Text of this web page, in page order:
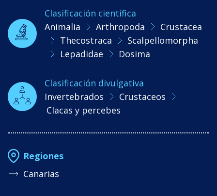
Clasificación científica
Animalia
Arthropoda
Crustacea
Thecostraca
Scalpellomorpha
Lepadidae
Dosima
Clasificación divulgativa
Invertebrados
Crustaceos
Clacas y percebes
Regiones
Canarias